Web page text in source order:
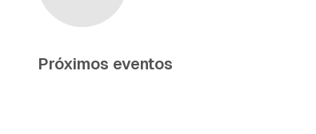
Próximos eventos